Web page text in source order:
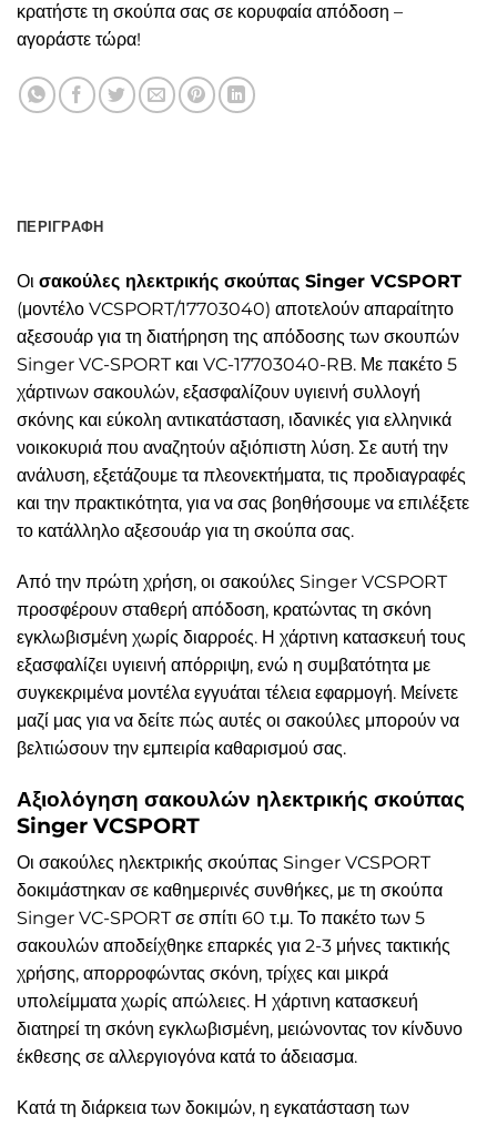
κρατήστε τη σκούπα σας σε κορυφαία απόδοση –
αγοράστε τώρα!
ΠΕΡΙΓΡΑΦΉ
Οι σακούλες ηλεκτρικής σκούπας Singer VCSPORT
(μοντέλο VCSPORT/17703040) αποτελούν απαραίτητο
αξεσουάρ για τη διατήρηση της απόδοσης των σκουπών
Singer VC-SPORT και VC-17703040-RB. Με πακέτο 5
χάρτινων σακουλών, εξασφαλίζουν υγιεινή συλλογή
σκόνης και εύκολη αντικατάσταση, ιδανικές για ελληνικά
νοικοκυριά που αναζητούν αξιόπιστη λύση. Σε αυτή την
ανάλυση, εξετάζουμε τα πλεονεκτήματα, τις προδιαγραφές
και την πρακτικότητα, για να σας βοηθήσουμε να επιλέξετε
το κατάλληλο αξεσουάρ για τη σκούπα σας.
Από την πρώτη χρήση, οι σακούλες Singer VCSPORT
προσφέρουν σταθερή απόδοση, κρατώντας τη σκόνη
εγκλωβισμένη χωρίς διαρροές. Η χάρτινη κατασκευή τους
εξασφαλίζει υγιεινή απόρριψη, ενώ η συμβατότητα με
συγκεκριμένα μοντέλα εγγυάται τέλεια εφαρμογή. Μείνετε
μαζί μας για να δείτε πώς αυτές οι σακούλες μπορούν να
βελτιώσουν την εμπειρία καθαρισμού σας.
Αξιολόγηση σακουλών ηλεκτρικής σκούπας
Singer VCSPORT
Οι σακούλες ηλεκτρικής σκούπας Singer VCSPORT
δοκιμάστηκαν σε καθημερινές συνθήκες, με τη σκούπα
Singer VC-SPORT σε σπίτι 60 τ.μ. Το πακέτο των 5
σακουλών αποδείχθηκε επαρκές για 2-3 μήνες τακτικής
χρήσης, απορροφώντας σκόνη, τρίχες και μικρά
υπολείμματα χωρίς απώλειες. Η χάρτινη κατασκευή
διατηρεί τη σκόνη εγκλωβισμένη, μειώνοντας τον κίνδυνο
έκθεσης σε αλλεργιογόνα κατά το άδειασμα.
Κατά τη διάρκεια των δοκιμών, η εγκατάσταση των